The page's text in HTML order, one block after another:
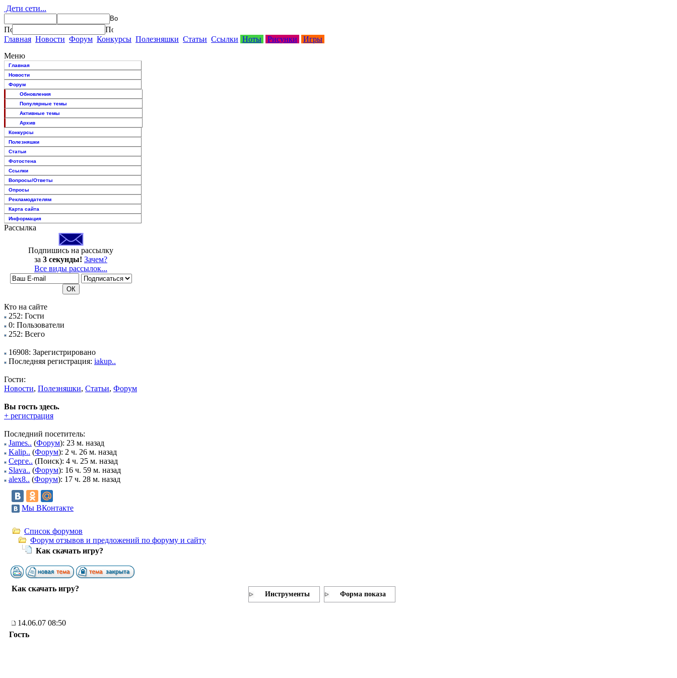
Дети сети...
Главная Новости Форум Конкурсы Полезняшки Статьи Ссылки Ноты Рисунки
Игры
Меню
Главная
Новости
Форум
Обновления
Популярные темы
Активные темы
Архив
Конкурсы
Полезняшки
Статьи
Фотостена
Ссылки
Вопросы/Ответы
Опросы
Рекламодателям
Карта сайта
Информация
Рассылка
Подпишись на рассылку
за 3 секунды! Зачем?
Все виды рассылок...
Кто на сайте
252: Гости
0: Пользователи
252: Всего
16908: Зарегистрировано
Последняя регистрация: iakup..
Гости:
Новости, Полезняшки, Статьи, Форум
Вы гость здесь.
+ регистрация
Последний посетитель:
James.. (Форум): 23 м. назад
Kalip.. (Форум): 2 ч. 26 м. назад
Серге.. (Поиск): 4 ч. 25 м. назад
Slava.. (Форум): 16 ч. 59 м. назад
alex8.. (Форум): 17 ч. 28 м. назад
Мы ВКонтакте
Список форумов
Форум отзывов и предложений по форуму и сайту
Как скачать игру?
Как скачать игру?
Инструменты Форма показа
14.06.07 08:50
Гость